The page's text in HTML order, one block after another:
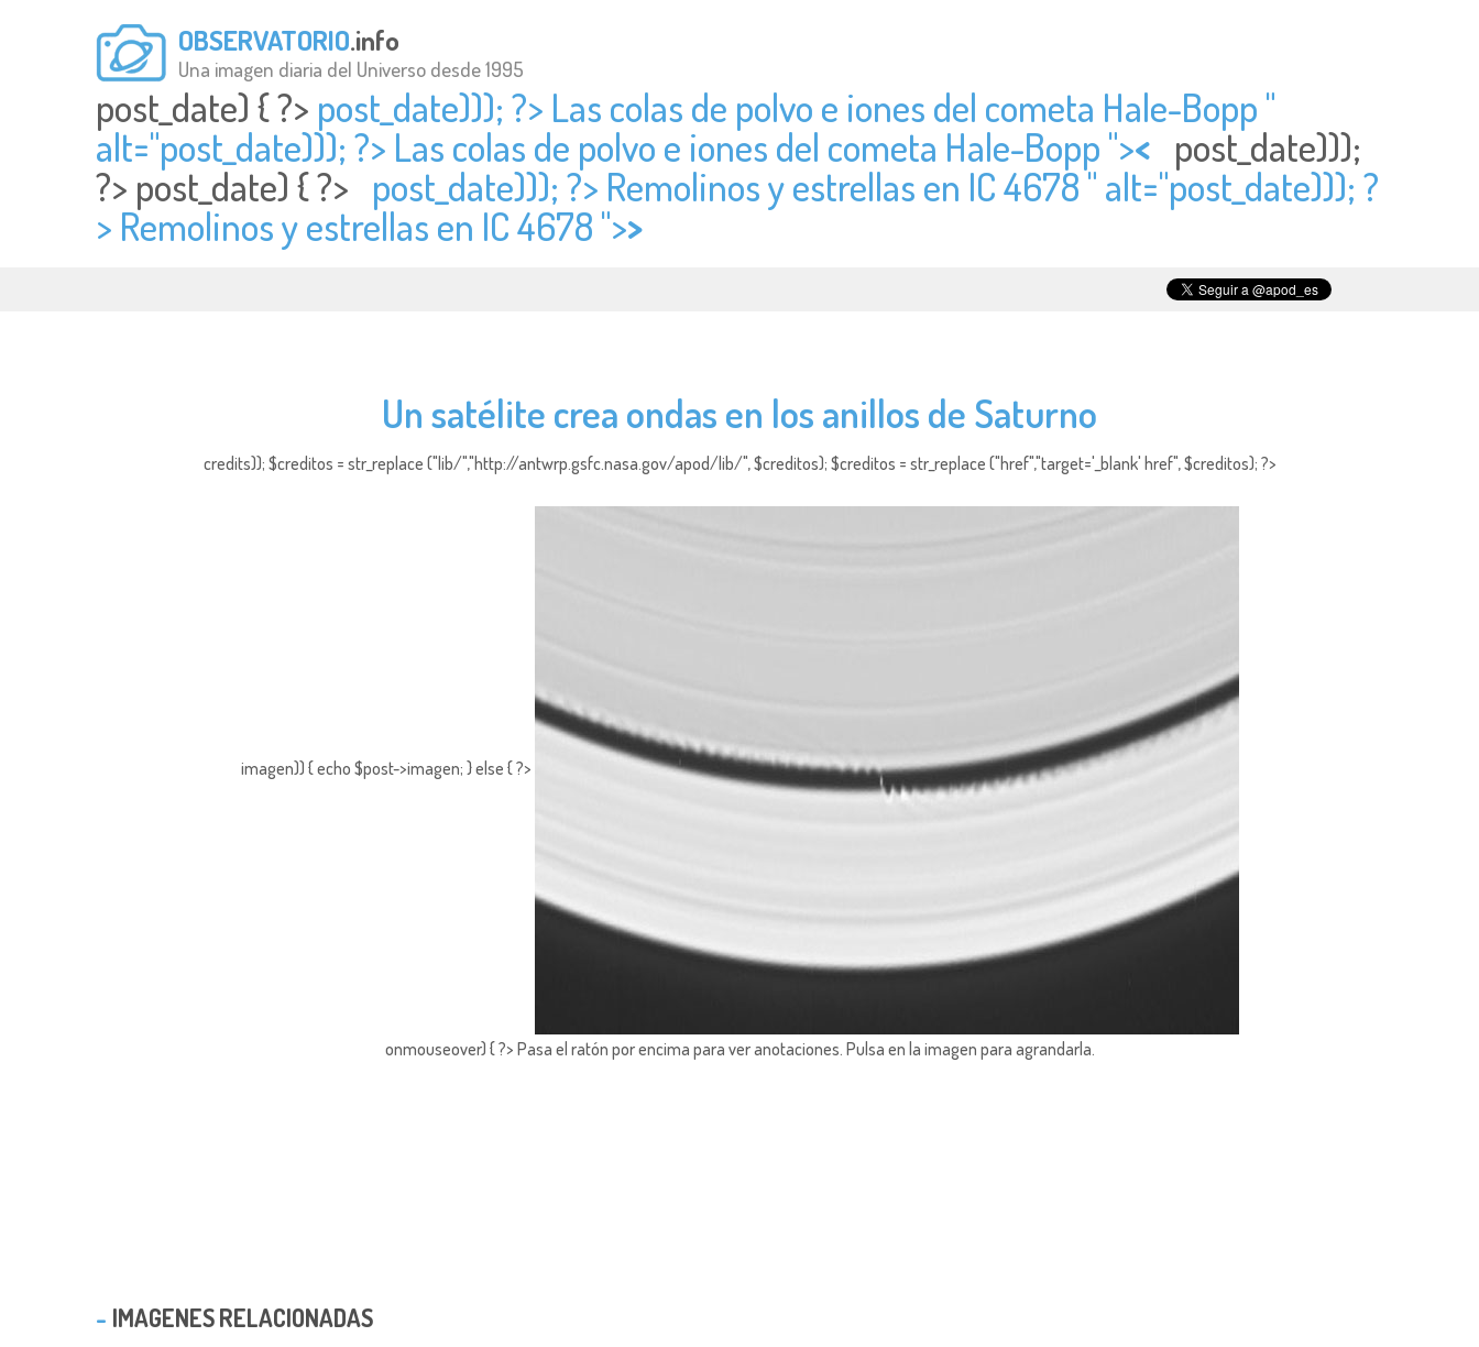
OBSERVATORIO.info
Una imagen diaria del Universo desde 1995
post_date) { ?> post_date))); ?> Las colas de polvo e iones del cometa Hale-Bopp "
alt="post_date))); ?> Las colas de polvo e iones del cometa Hale-Bopp ">< post_date)));
?> post_date) { ?> post_date))); ?> Remolinos y estrellas en IC 4678 " alt="post_date))); ?
> Remolinos y estrellas en IC 4678 ">>
Un satélite crea ondas en los anillos de Saturno
credits)); $creditos = str_replace ("lib/","http://antwrp.gsfc.nasa.gov/apod/lib/", $creditos); $creditos = str_replace ("href","target='_blank' href", $creditos); ?>
imagen)) { echo $post->imagen; } else { ?>
onmouseover) { ?> Pasa el ratón por encima para ver anotaciones. Pulsa en la imagen para agrandarla.
IMAGENES RELACIONADAS